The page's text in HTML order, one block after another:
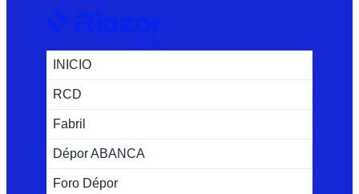
INICIO
RCD
Fabril
Dépor ABANCA
Foro Dépor